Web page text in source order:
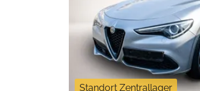
Standort Zentrallager